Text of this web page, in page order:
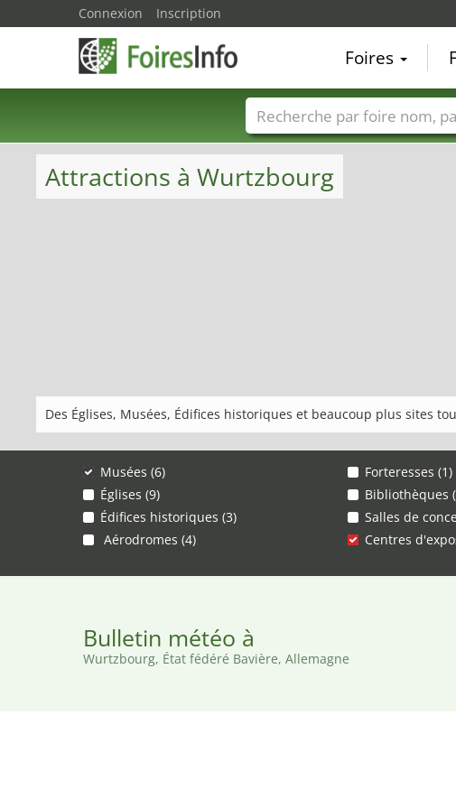
Attractions à Wurtzbourg
Des Églises, Musées, Édifices historiques et beaucoup plus sites
Musées (6) Forteresses (1)
Églises (9)
Bibliothèques
Édifices historiques (3)
Salles de
Aérodromes (4)
Centres
Bulletin météo à
Wurtzbourg, État fédéré Bavière, Allemagne
Connexion Inscription
Foires
Foire noms Pays